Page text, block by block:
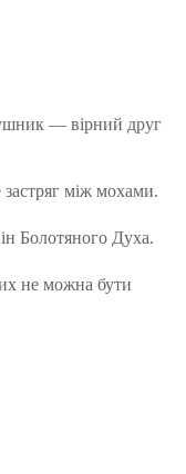
— вірний друг
між мохами.
Болотяного Духа.
не можна бути